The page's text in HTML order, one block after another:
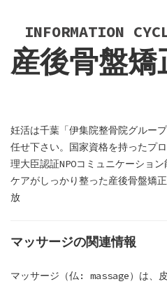
INFORMATION
産後骨盤矯
妊活は千葉「伊集院整骨院グルー
任せ下さい。国家資格を持ったプ
理大臣認証NPOコミュニケーショ
ケアがしっかり整った産後骨盤矯
放
マッサージの関連情報
マッサージ（仏: massage）は、